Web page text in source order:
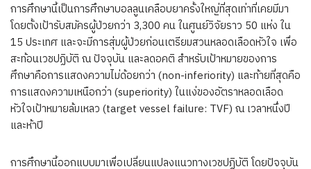
การศึกษานี้เป็นการศึกษาบอลลูนเคลือบยาครั้งใหญ่ที่สุดเท่าที่เคยมีมา
โดยตั้งเป้ารับสมัครผู้ป่วยกว่า 3,300 คน ในศูนย์วิจัยราว 50 แห่ง ใน
15 ประเทศ และจะมีการสุ่มผู้ป่วยก่อนเตรียมสวนหลอดเลือดหัวใจ เพื่อ
สะท้อนเวชปฏิบัติ ณ ปัจจุบัน และลดอคติ สำหรับเป้าหมายของการ
ศึกษาคือการแสดงความไม่ด้อยกว่า (non-inferiority) และท้ายที่สุดคือ
การแสดงความเหนือกว่า (superiority) ในแง่ของอัตราหลอดเลือด
หัวใจเป้าหมายล้มเหลว (target vessel failure: TVF) ณ เวลาหนึ่งปี
และห้าปี
การศึกษานี้ออกแบบมาเพื่อเปลี่ยนแปลงแนวทางเวชปฏิบัติ โดยปัจจุบัน